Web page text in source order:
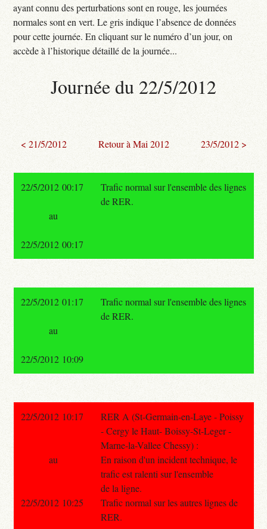
ayant connu des perturbations sont en rouge, les journées
normales sont en vert. Le gris indique l’absence de données
pour cette journée. En cliquant sur le numéro d’un jour, on
accède à l’historique détaillé de la journée...
Journée du 22/5/2012
< 21/5/2012 Retour à Mai 2012 23/5/2012 >
22/5/2012 00:17
Trafic normal sur l'ensemble des lignes
de RER.
au
22/5/2012 00:17
22/5/2012 01:17
Trafic normal sur l'ensemble des lignes
de RER.
au
22/5/2012 10:09
22/5/2012 10:17
RER A (St-Germain-en-Laye - Poissy
- Cergy le Haut- Boissy-St-Leger -
Marne-la-Vallee Chessy) :
En raison d'un incident technique, le
trafic est ralenti sur l'ensemble
de la ligne.
Trafic normal sur les autres lignes de
RER.
au
22/5/2012 10:25